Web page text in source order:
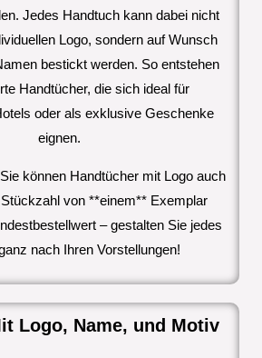
Jedes Handtuch kann dabei nicht
Logo, sondern auf Wunsch
bestickt werden. So entstehen
Handtücher, die sich ideal für
oder als exklusive Geschenke
eignen.
können Handtücher mit Logo auch
von **einem** Exemplar
– gestalten Sie jedes
nach Ihren Vorstellungen!
Logo, Name, und Motiv